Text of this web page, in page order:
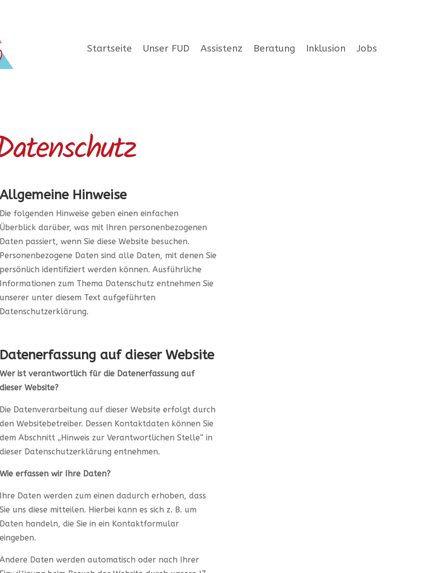
Startseite Unser FUD Assistenz Beratung Inklusion Jobs
Allgemeine Hinweise
Die folgenden Hinweise geben einen einfachen
Überblick darüber, was mit Ihren personenbezogenen
Daten passiert, wenn Sie diese Website besuchen.
Personenbezogene Daten sind alle Daten, mit denen Sie
persönlich identifiziert werden können. Ausführliche
Informationen zum Thema Datenschutz entnehmen Sie
unserer unter diesem Text aufgeführten
Datenschutzerklärung.
Datenerfassung auf dieser Website
Wer ist verantwortlich für die Datenerfassung auf
dieser Website?
Die Datenverarbeitung auf dieser Website erfolgt durch
den Websitebetreiber. Dessen Kontaktdaten können Sie
dem Abschnitt „Hinweis zur Verantwortlichen Stelle“ in
dieser Datenschutzerklärung entnehmen.
Wie erfassen wir Ihre Daten?
Ihre Daten werden zum einen dadurch erhoben, dass
Sie uns diese mitteilen. Hierbei kann es sich z. B. um
Daten handeln, die Sie in ein Kontaktformular
eingeben.
Andere Daten werden automatisch oder nach Ihrer